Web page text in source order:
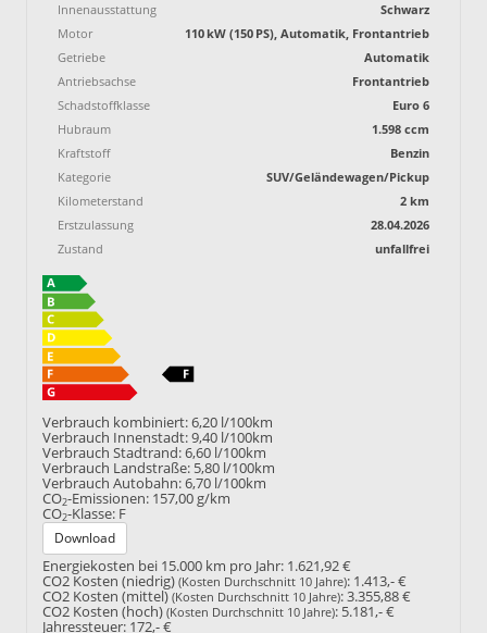
Innenausstattung
Schwarz
Motor
110 kW (150 PS), Automatik, Frontantrieb
Getriebe
Automatik
Antriebsachse
Frontantrieb
Schadstoffklasse
Euro 6
Hubraum
1.598 ccm
Kraftstoff
Benzin
Kategorie
SUV/Geländewagen/Pickup
Kilometerstand
2 km
Erstzulassung
28.04.2026
Zustand
unfallfrei
Verbrauch kombiniert:6,20 l/100km
Verbrauch Innenstadt:9,40 l/100km
Verbrauch Stadtrand:6,60 l/100km
Verbrauch Landstraße: 5,80 l/100km
Verbrauch Autobahn:6,70 l/100km
CO2-Emissionen: 157,00 g/km
CO2-Klasse: F
Download
Energiekosten bei 15.000 km pro Jahr: 1.621,92 €
CO2 Kosten (niedrig) (Kosten Durchschnitt 10 Jahre): 1.413,- €
CO2 Kosten (mittel) (Kosten Durchschnitt 10 Jahre):3.355,88 €
CO2 Kosten (hoch) (Kosten Durchschnitt 10 Jahre): 5.181,- €
Jahressteuer: 172,- €